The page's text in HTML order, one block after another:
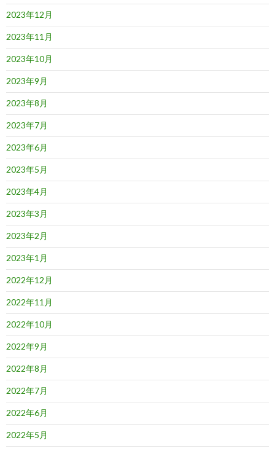
2023年12月
2023年11月
2023年10月
2023年9月
2023年8月
2023年7月
2023年6月
2023年5月
2023年4月
2023年3月
2023年2月
2023年1月
2022年12月
2022年11月
2022年10月
2022年9月
2022年8月
2022年7月
2022年6月
2022年5月